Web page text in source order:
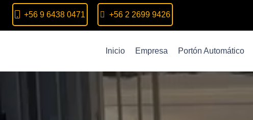
+56 9 6438 0471 +56 2 2699 9426
Inicio Empresa Portón Automático